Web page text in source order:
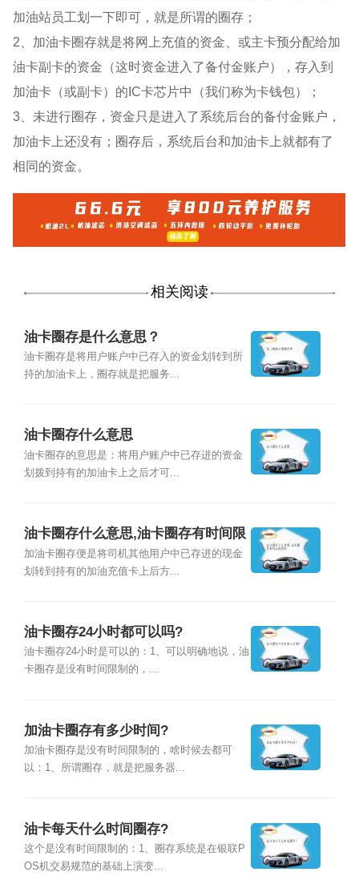
加油站员工划一下即可，就是所谓的圈存；
2、加油卡圈存就是将网上充值的资金、或主卡预分配给加
油卡副卡的资金（这时资金进入了备付金账户），存入到
加油卡（或副卡）的IC卡芯片中（我们称为卡钱包）；
3、未进行圈存，资金只是进入了系统后台的备付金账户，
加油卡上还没有；圈存后，系统后台和加油卡上就都有了
相同的资金。
相关阅读
油卡圈存是什么意思？
油卡圈存是将用户账户中已存入的资金划转到所
持的加油卡上，圈存就是把服务...
油卡圈存什么意思
油卡圈存的意思是：将用户账户中已存进的资金
划拨到持有的加油卡上之后才可...
油卡圈存什么意思,油卡圈存有时间限
制吗
加油卡圈存便是将司机其他用户中已存进的现金
划转到持有的加油充值卡上后方...
油卡圈存24小时都可以吗?
油卡圈存24小时是可以的：1、可以明确地说，油
卡圈存是没有时间限制的，...
加油卡圈存有多少时间?
加油卡圈存是没有时间限制的，啥时候去都可
以：1、所谓圈存，就是把服务器...
油卡每天什么时间圈存?
这个是没有时间限制的：1、圈存系统是在银联P
OS机交易规范的基础上演变...